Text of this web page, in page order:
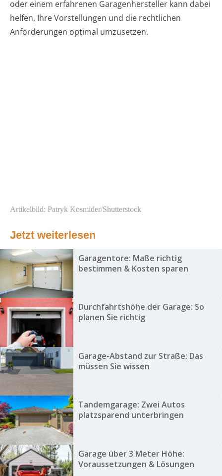
oder einem erfahrenen Garagenhersteller kann dabei
helfen, Ihre Vorstellungen und die rechtlichen
Anforderungen optimal umzusetzen.
Artikelbild: Patryk Kosmider/Shutterstock
Jetzt weiterlesen
Garagentore: Maße richtig
bestimmen & Kosten sparen
Durchfahrtshöhe der Garage: So
planen Sie richtig
Garage-Abstand zur Straße: Das
müssen Sie wissen
Tandemgarage: Zwei Autos
platzsparend unterbringen
Garage über 3 Meter Höhe:
Voraussetzungen & Lösungen